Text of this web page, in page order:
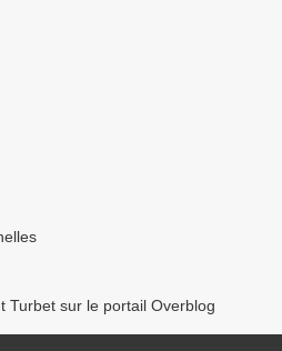
Turbet sur le portail Overblog